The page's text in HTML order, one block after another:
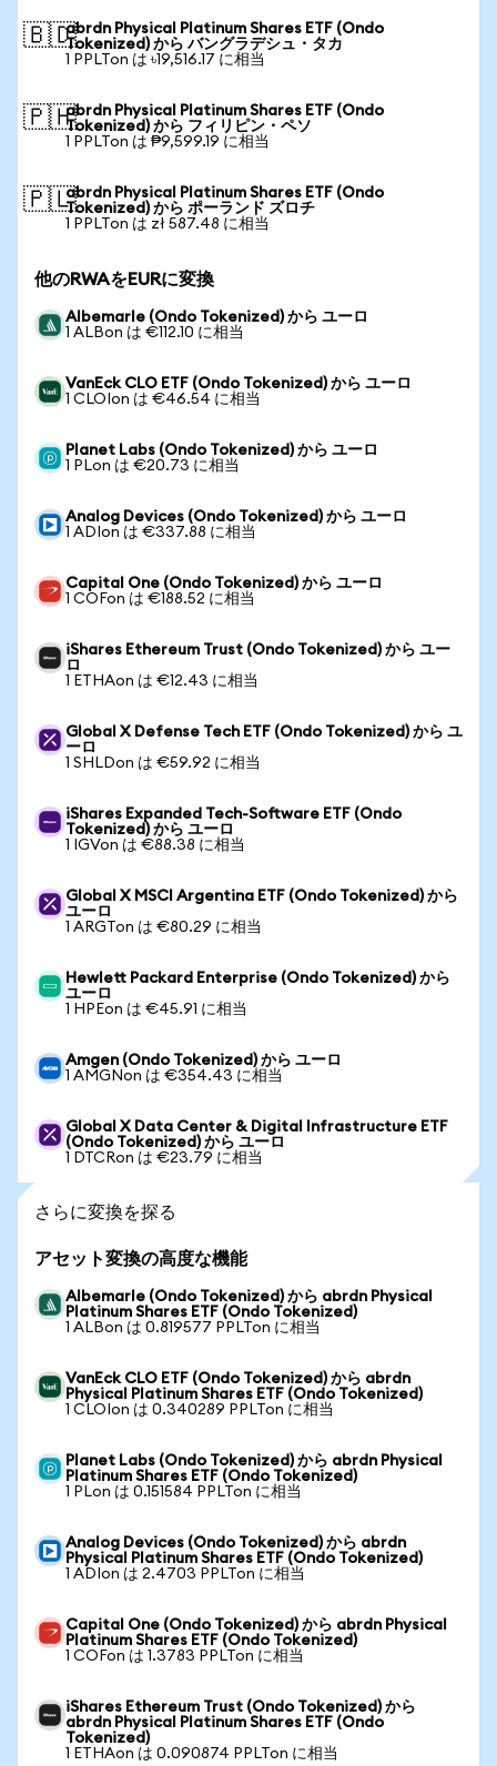
🇧🇩abrdn Physical Platinum Shares ETF (Ondo
Tokenized) から バングラデシュ・タカ
1 PPLTon は ৳19,516.17 に相当
🇵🇭abrdn Physical Platinum Shares ETF (Ondo
Tokenized) から フィリピン・ペソ
1 PPLTon は ₱9,599.19 に相当
🇵🇱abrdn Physical Platinum Shares ETF (Ondo
Tokenized) から ポーランド ズロチ
1 PPLTon は zł 587.48 に相当
他のRWAをEURに変換
Albemarle (Ondo Tokenized) から ユーロ
1 ALBon は €112.10 に相当
VanEck CLO ETF (Ondo Tokenized) から ユーロ
1 CLOIon は €46.54 に相当
Planet Labs (Ondo Tokenized) から ユーロ
1 PLon は €20.73 に相当
Analog Devices (Ondo Tokenized) から ユーロ
1 ADIon は €337.88 に相当
Capital One (Ondo Tokenized) から ユーロ
1 COFon は €188.52 に相当
iShares Ethereum Trust (Ondo Tokenized) から ユー
ロ
1 ETHAon は €12.43 に相当
Global X Defense Tech ETF (Ondo Tokenized) から ユ
ーロ
1 SHLDon は €59.92 に相当
iShares Expanded Tech-Software ETF (Ondo
Tokenized) から ユーロ
1 IGVon は €88.38 に相当
Global X MSCI Argentina ETF (Ondo Tokenized) から
ユーロ
1 ARGTon は €80.29 に相当
Hewlett Packard Enterprise (Ondo Tokenized) から
ユーロ
1 HPEon は €45.91 に相当
Amgen (Ondo Tokenized) から ユーロ
1 AMGNon は €354.43 に相当
Global X Data Center & Digital Infrastructure ETF
(Ondo Tokenized) から ユーロ
1 DTCRon は €23.79 に相当
さらに変換を探る
アセット変換の高度な機能
Albemarle (Ondo Tokenized) から abrdn Physical
Platinum Shares ETF (Ondo Tokenized)
1 ALBon は 0.819577 PPLTon に相当
VanEck CLO ETF (Ondo Tokenized) から abrdn
Physical Platinum Shares ETF (Ondo Tokenized)
1 CLOIon は 0.340289 PPLTon に相当
Planet Labs (Ondo Tokenized) から abrdn Physical
Platinum Shares ETF (Ondo Tokenized)
1 PLon は 0.151584 PPLTon に相当
Analog Devices (Ondo Tokenized) から abrdn
Physical Platinum Shares ETF (Ondo Tokenized)
1 ADIon は 2.4703 PPLTon に相当
Capital One (Ondo Tokenized) から abrdn Physical
Platinum Shares ETF (Ondo Tokenized)
1 COFon は 1.3783 PPLTon に相当
iShares Ethereum Trust (Ondo Tokenized) から
abrdn Physical Platinum Shares ETF (Ondo
Tokenized)
1 ETHAon は 0.090874 PPLTon に相当